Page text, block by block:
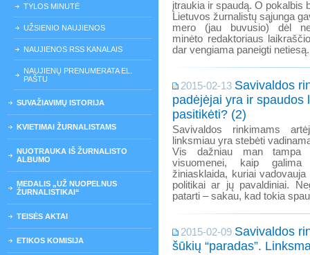
TYLOS MINUTĖ
UŽSIENIO NAUJIENOS
NAUJIENOS RSS KANALAIS
NAUJIENŲ PRENUMERATA EL.
PAŠTU
SUVAŽIAVIMŲ ISTORIJA
KVIETIMAI ŽURNALISTAMS
NUOTRAUKA IŠ ŽURNALISTO
ALBUMO
MEDALIS „UŽ NUOPELNUS
ŽURNALISTIKAI“
TEISĖS AKTAI
ETIKOS KOMISIJA
įtraukia ir spaudą. O pokalbis
Lietuvos žurnalistų sąjunga
mero (jau buvusio) dėl
minėto redaktoriaus
dar vengiama paneigti netiesą.
2015-02-13 Savivaldos
padėjėjai yra ir spaudos
pasitikėti? (2)
Savivaldos rinkimams
linksmiau yra stebėti
Vis dažniau man tampa
visuomenei, kaip
žiniasklaida, kuriai
politikai ar jų pavaldiniai.
patarti – sakau, kad tokia
2015-02-09 Savivaldos
šūkių “paradas”.